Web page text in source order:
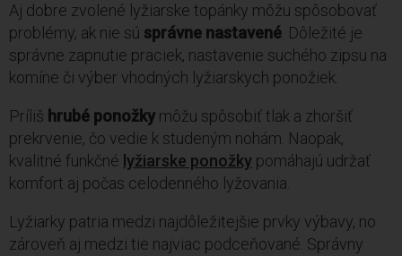
Aj dobre zvolené lyžiarske topánky môžu spôsobovať
problémy, ak nie sú správne nastavené. Dôležité je
správne zapnutie praciek, nastavenie suchého zipsu na
komíne či výber vhodných lyžiarskych ponožiek.
Príliš hrubé ponožky môžu spôsobiť tlak a zhoršiť
prekrvenie, čo vedie k studeným nohám. Naopak,
kvalitné funkčné lyžiarske ponožky pomáhajú udržať
komfort aj počas celodenného lyžovania.
Lyžiarky patria medzi najdôležitejšie prvky výbavy, no
zároveň aj medzi tie najviac podceňované. Správny